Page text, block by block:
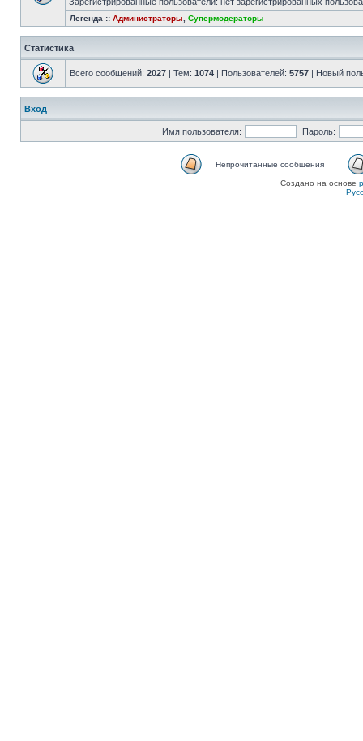
Легенда :: Администраторы Супермодераторы
Статистика
Всего сообщений: 2027 | Тем: 1074 | Пользователей: 5757 | Новый
Вход
Имя пользователя: Пароль:
Непрочитанные сообщения
Создано на основе